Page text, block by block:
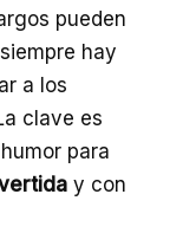
pueden
hay
a los
clave es
para
y con